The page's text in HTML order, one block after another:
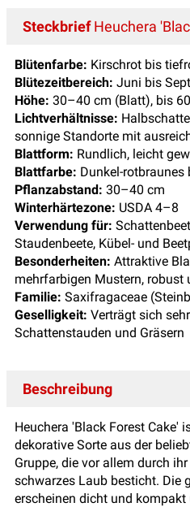
SteckbriefHeuchera
Blütenfarbe: Kirschrot bis
Blütezeitbereich: Juni bis
Höhe: 30–40 cm (Blatt), bis
Lichtverhältnisse:
sonnige Standorte mit
Blattform: Rundlich, leicht
Blattfarbe: Dunkel-rotbraunes
Pflanzabstand: 30–40 cm
Winterhärtezone: USDA 4–8
Verwendung für:
Staudenbeete, Kübel- und
Besonderheiten: Attraktive
mehrfarbigen Mustern, robust
Familie: Saxifragaceae
Geselligkeit: Verträgt sich
Schattenstauden und Gräsern
Beschreibung
Heuchera 'Black Forest Cake'
dekorative Sorte aus der
Gruppe, die vor allem durch ihr
schwarzes Laub besticht. Die
erscheinen dicht und kompakt